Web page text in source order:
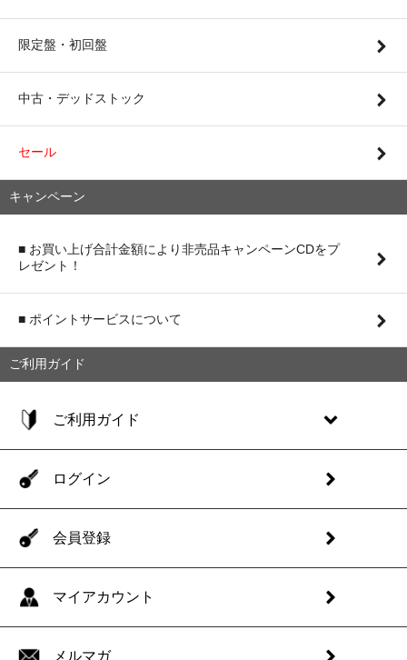
限定盤・初回盤
中古・デッドストック
セール
キャンペーン
■ お買い上げ合計金額により非売品キャンペーンCDをプ
レゼント！
■ ポイントサービスについて
ご利用ガイド
ご利用ガイド
ログイン
会員登録
マイアカウント
メルマガ